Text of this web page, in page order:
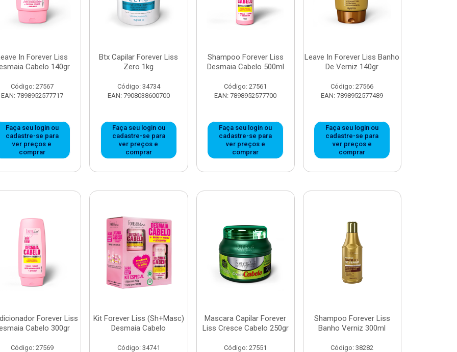
In Forever Liss
Cabelo 140gr
Código: 27567
EAN: 7898952577717
Faça seu login ou
cadastre-se para
ver preços e
comprar
Btx Capilar Forever Liss
Zero 1kg
Código: 34734
EAN: 7908038600700
Faça seu login ou
cadastre-se para
ver preços e
comprar
Shampoo Forever Liss
Desmaia Cabelo 500ml
Código: 27561
EAN: 7898952577700
Faça seu login ou
cadastre-se para
ver preços e
comprar
Leave In Forever Liss Banho
De Verniz 140gr
Código: 27566
EAN: 7898952577489
Faça seu login ou
cadastre-se para
ver preços e
comprar
Forever Liss
Cabelo 300gr
Código: 27569
Kit Forever Liss (Sh+Masc)
Desmaia Cabelo
Código: 34741
Mascara Capilar Forever
Liss Cresce Cabelo 250gr
Código: 27551
Shampoo Forever Liss
Banho Verniz 300ml
Código: 38282